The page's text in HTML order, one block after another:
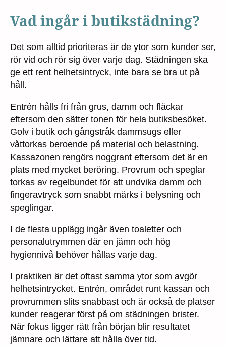
Vad ingår i butikstädning?
Det som alltid prioriteras är de ytor som kunder ser,
rör vid och rör sig över varje dag. Städningen ska
ge ett rent helhetsintryck, inte bara se bra ut på
håll.
Entrén hålls fri från grus, damm och fläckar
eftersom den sätter tonen för hela butiksbesöket.
Golv i butik och gångstråk dammsugs eller
våttorkas beroende på material och belastning.
Kassazonen rengörs noggrant eftersom det är en
plats med mycket beröring. Provrum och speglar
torkas av regelbundet för att undvika damm och
fingeravtryck som snabbt märks i belysning och
speglingar.
I de flesta upplägg ingår även toaletter och
personalutrymmen där en jämn och hög
hygiennivå behöver hållas varje dag.
I praktiken är det oftast samma ytor som avgör
helhetsintrycket. Entrén, området runt kassan och
provrummen slits snabbast och är också de platser
kunder reagerar först på om städningen brister.
När fokus ligger rätt från början blir resultatet
jämnare och lättare att hålla över tid.